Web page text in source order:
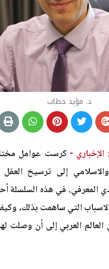
د. مؤيد حطاب
الإخباري -كرست عوامل
إلى ترسيخ
المعرفي. في هذه السلسلة
التي ساهمت بذلك،
العربي إلى أن وصلت